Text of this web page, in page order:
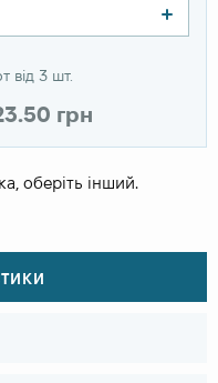
від 3 шт.
грн
оберіть інший.